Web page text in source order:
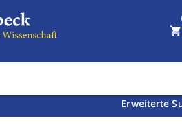
Erweiterte
shopping_cart